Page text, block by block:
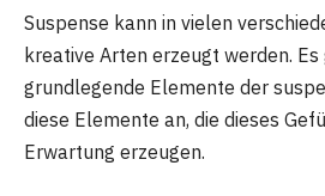
Suspense kann in vielen
kreative Arten erzeugt werden.
grundlegende Elemente der
diese Elemente an, die dieses
Erwartung erzeugen.